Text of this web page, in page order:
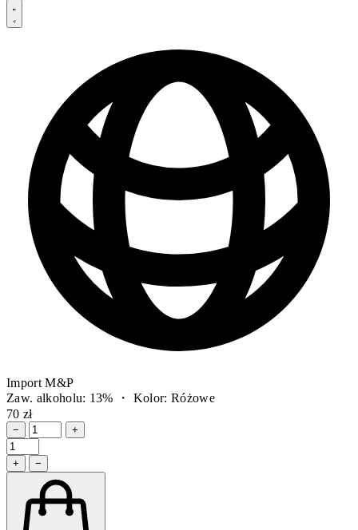
Import M&P
Zaw. alkoholu: 13% ・ Kolor: Różowe
70 zł
− +
+ −